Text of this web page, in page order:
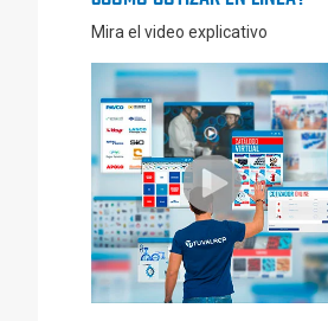
Mira el video explicativo